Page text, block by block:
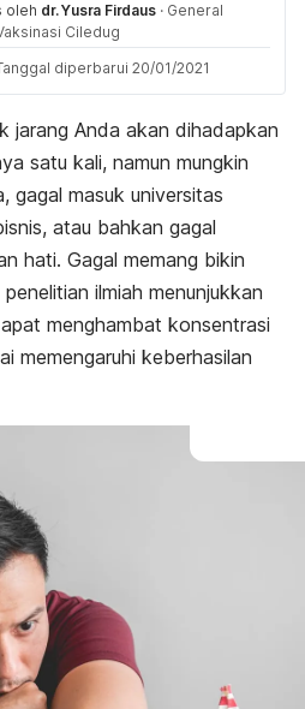
oleh dr. Yusra Firdaus · General
Ciledug
diperbarui 20/01/2021
jarang Anda akan dihadapkan
satu kali, namun mungkin
gagal masuk universitas
atau bahkan gagal
hati. Gagal memang bikin
ilmiah menunjukkan
menghambat konsentrasi
memengaruhi keberhasilan